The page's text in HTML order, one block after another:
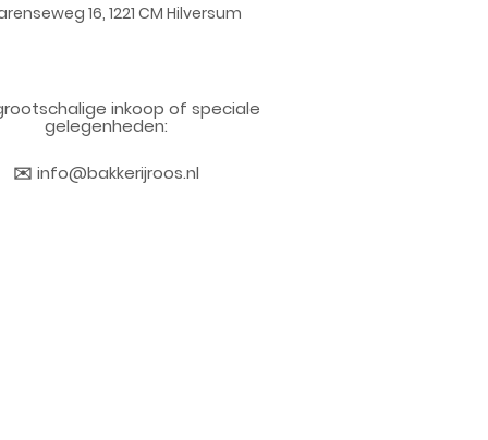
16, 1221 CM Hilversum
inkoop of speciale
gelegenheden:
✉️ info@bakkerijroos.nl